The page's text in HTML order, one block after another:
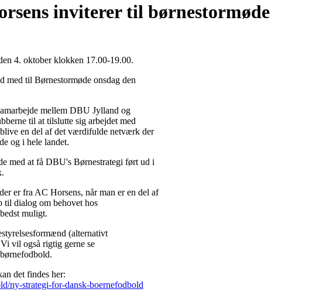
inviterer til børnestormøde
4. oktober klokken 17.00-19.00.
til Børnestormøde onsdag den
mellem DBU Jylland og
til at tilslutte sig arbejdet med
en del af det værdifulde netværk der
og i hele landet.
med at få DBU's Børnestrategi ført ud i
er fra AC Horsens, når man er en del af
til dialog om behovet hos
muligt.
(alternativt
vil også rigtig gerne se
det findes her:
ny-strategi-for-dansk-boernefodbold